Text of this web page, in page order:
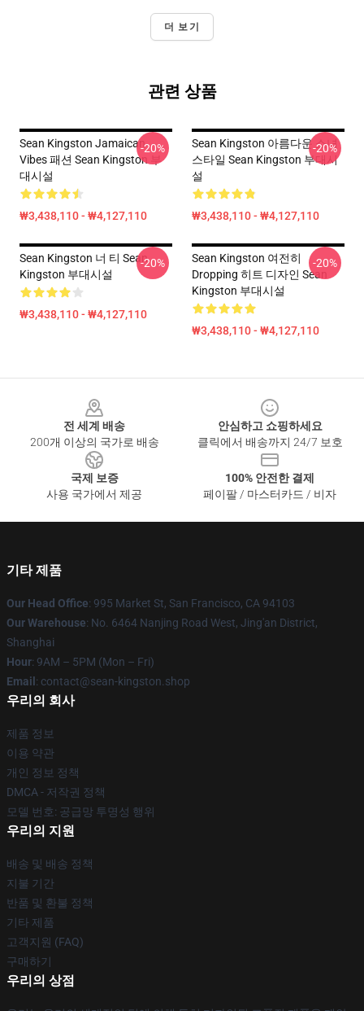
더 보기
관련 상품
Sean Kingston Jamaican
Vibes 패션 Sean Kingston 부
대시설
₩3,438,110 - ₩4,127,110
-20%
Sean Kingston 아름다운 소녀
스타일 Sean Kingston 부대시
설
₩3,438,110 - ₩4,127,110
-20%
Sean Kingston 너 티 Sean
Kingston 부대시설
₩3,438,110 - ₩4,127,110
-20%
Sean Kingston 여전히
Dropping 히트 디자인 Sean
Kingston 부대시설
₩3,438,110 - ₩4,127,110
-20%
전 세계 배송
200개 이상의 국가로 배송
안심하고 쇼핑하세요
클릭에서 배송까지 24/7 보호
국제 보증
사용 국가에서 제공
100% 안전한 결제
페이팔 / 마스터카드 / 비자
기타 제품
Our Head Office: 995 Market St, San Francisco, CA 94103
Our Warehouse: No. 6464 Nanjing Road West, Jing'an District,
Shanghai
Hour: 9AM – 5PM (Mon – Fri)
Email : contact@sean-kingston.shop
우리의 회사
제품 정보
이용 약관
개인 정보 정책
DMCA - 저작권 정책
모델 번호: 공급망 투명성 행위
우리의 지원
배송 및 배송 정책
지불 기간
반품 및 환불 정책
기타 제품
고객지원 (FAQ)
구매하기
우리의 상점